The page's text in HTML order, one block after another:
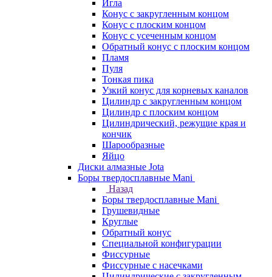
Игла
Конус с закругленным концом
Конус с плоским концом
Конус с усеченным концом
Обратный конус с плоским концом
Пламя
Пуля
Тонкая пика
Узкий конус для корневых каналов
Цилиндр с закругленным концом
Цилиндр с плоским концом
Цилиндрический, режущие края и
кончик
Шарообразные
Яйцо
Диски алмазные Jota
Боры твердосплавные Mani
Назад
Боры твердосплавные Mani
Грушевидные
Круглые
Обратный конус
Специальной конфигурации
Фиссурные
Фиссурные с насечками